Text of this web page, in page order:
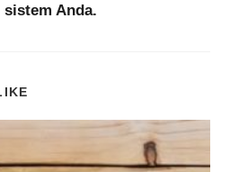
Anda.